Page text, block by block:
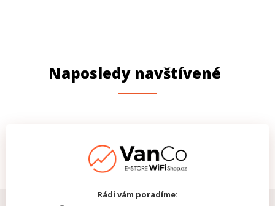
Naposledy navštívené
Rádi vám poradíme: